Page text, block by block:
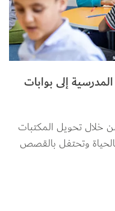
إلى بوابات
خلال تحويل المكتبات
وتحتفل بالقصص